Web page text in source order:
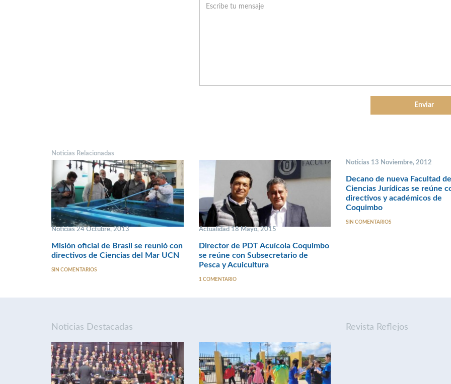
Noticias Relacionadas
Noticias 24 Octubre, 2013
Misión oficial de Brasil se reunió con
directivos de Ciencias del Mar UCN
SIN COMENTARIOS
Actualidad 18 Mayo, 2015
Director de PDT Acuícola Coquimbo
se reúne con Subsecretario de
Pesca y Acuicultura
1 COMENTARIO
Noticias 13 Noviembre, 2012
Decano de nueva Facultad de
Ciencias Jurídicas se reúne
directivos y académicos de
Coquimbo
SIN COMENTARIOS
Noticias Destacadas Revista Reflejos